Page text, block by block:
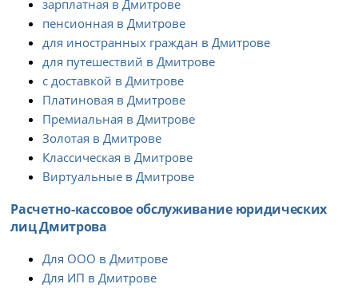
зарплатная в Дмитрове
пенсионная в Дмитрове
для иностранных граждан в Дмитрове
для путешествий в Дмитрове
с доставкой в Дмитрове
Платиновая в Дмитрове
Премиальная в Дмитрове
Золотая в Дмитрове
Классическая в Дмитрове
Виртуальные в Дмитрове
Расчетно-кассовое обслуживание юридических
лиц Дмитрова
Для ООО в Дмитрове
Для ИП в Дмитрове